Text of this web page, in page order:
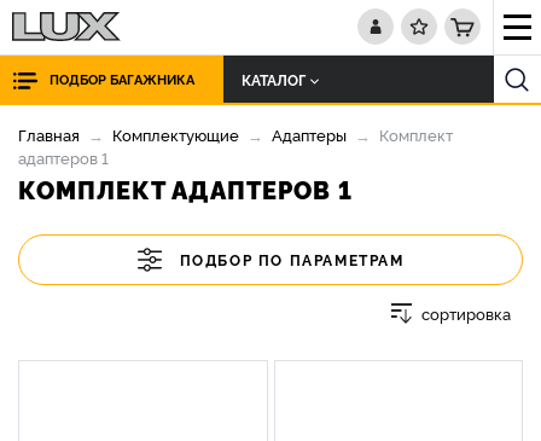
ПОДБОР БАГАЖНИКА КАТАЛОГ
Главная Комплектующие Адаптеры
Комплект
адаптеров 1
КОМПЛЕКТ АДАПТЕРОВ 1
ПОДБОР ПО ПАРАМЕТРАМ
сортировка